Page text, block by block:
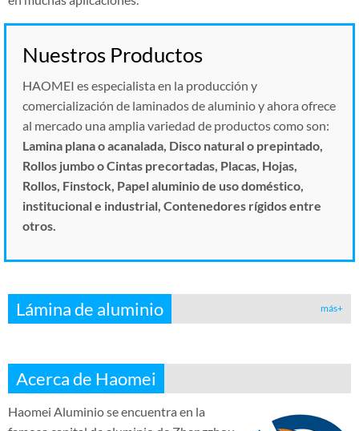
Nuestros Productos
HAOMEI es especialista en la producción y
comercialización de laminados de aluminio y ahora ofrece
al mercado una amplia variedad de productos como son:
Lamina plana o acanalada, Disco natural o prepintado,
Rollos jumbo o Cintas precortadas, Placas, Hojas,
Rollos, Finstock, Papel aluminio de uso doméstico,
institucional e industrial, Contenedores rígidos entre
otros.
Lámina de aluminio más+
Acerca de Haomei
Haomei Aluminio se encuentra en la